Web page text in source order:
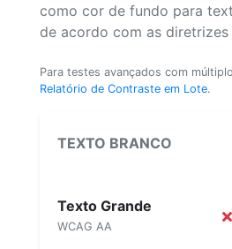
como cor de fundo para
de acordo com as diretrizes
Para testes avançados com
Relatório de Contraste em Lote.
TEXTO BRANCO
Texto Grande
WCAG AA